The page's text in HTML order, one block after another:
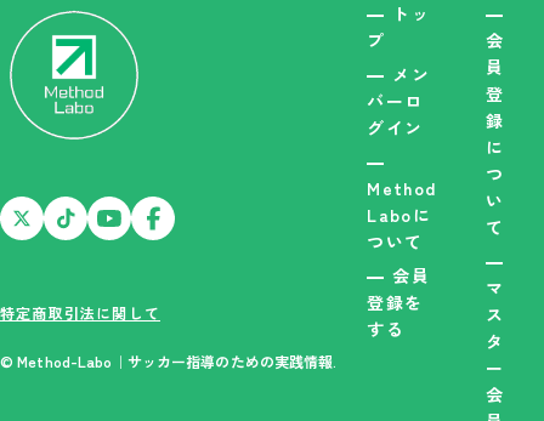
特定商取引法に関して
© Method-Labo｜サッカー指導のための実践情報.
トッ
プ
メン
バーロ
グイン
Method
Laboに
ついて
会員
登録を
する
会
員
登
録
に
つ
い
て
マ
ス
タ
ー
会